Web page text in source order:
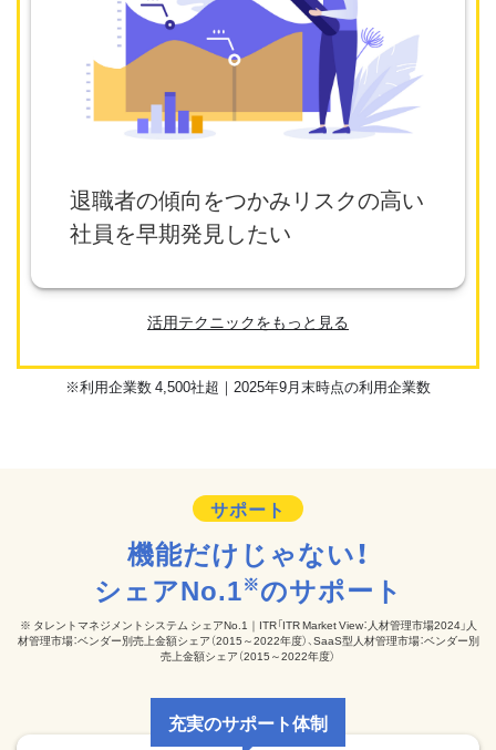
退職者の傾向をつかみリスクの高い
社員を早期発見したい
活用テクニックをもっと見る
※利用企業数 4,500社超｜2025年9月末時点の利用企業数
機能だけじゃない！
シェアNo.1※のサポート
※ タレントマネジメントシステム シェアNo.1｜ITR「ITR Market View：人材管理市場2024」人
材管理市場：ベンダー別売上金額シェア（2015～2022年度）、SaaS型人材管理市場：ベンダー別
売上金額シェア（2015～2022年度）